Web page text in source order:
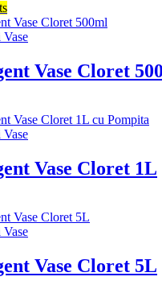
Vase
Vase Cloret
Vase
Vase Cloret 1L
Vase
Vase Cloret 5L